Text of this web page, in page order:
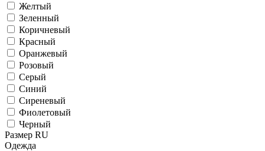
Желтый
Зеленный
Коричневый
Красный
Оранжевый
Розовый
Серый
Синий
Сиреневый
Фиолетовый
Черный
Размер RU
Одежда